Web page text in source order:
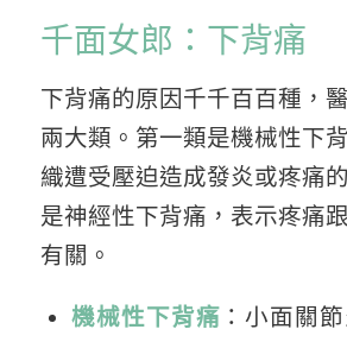
千面女郎：下背痛
下背痛的原因千千百百種，
兩大類。第一類是機械性下
織遭受壓迫造成發炎或疼痛
是神經性下背痛，表示疼痛
有關。
機械性下背痛 ：小面關